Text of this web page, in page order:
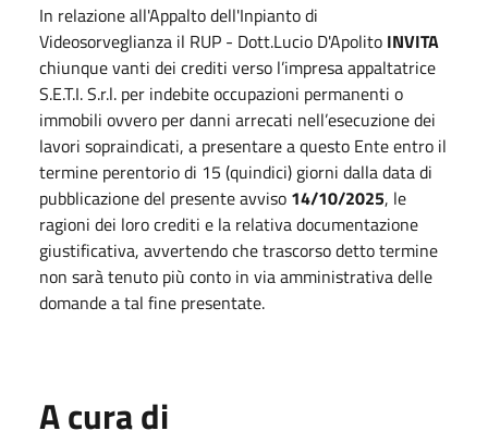
In relazione all'Appalto dell'Inpianto di
Videosorveglianza il RUP - Dott.Lucio D'Apolito INVITA
chiunque vanti dei crediti verso l’impresa appaltatrice
S.E.T.I. S.r.l. per indebite occupazioni permanenti o
immobili ovvero per danni arrecati nell’esecuzione dei
lavori sopraindicati, a presentare a questo Ente entro il
termine perentorio di 15 (quindici) giorni dalla data di
pubblicazione del presente avviso 14/10/2025, le
ragioni dei loro crediti e la relativa documentazione
giustificativa, avvertendo che trascorso detto termine
non sarà tenuto più conto in via amministrativa delle
domande a tal fine presentate.
A cura di